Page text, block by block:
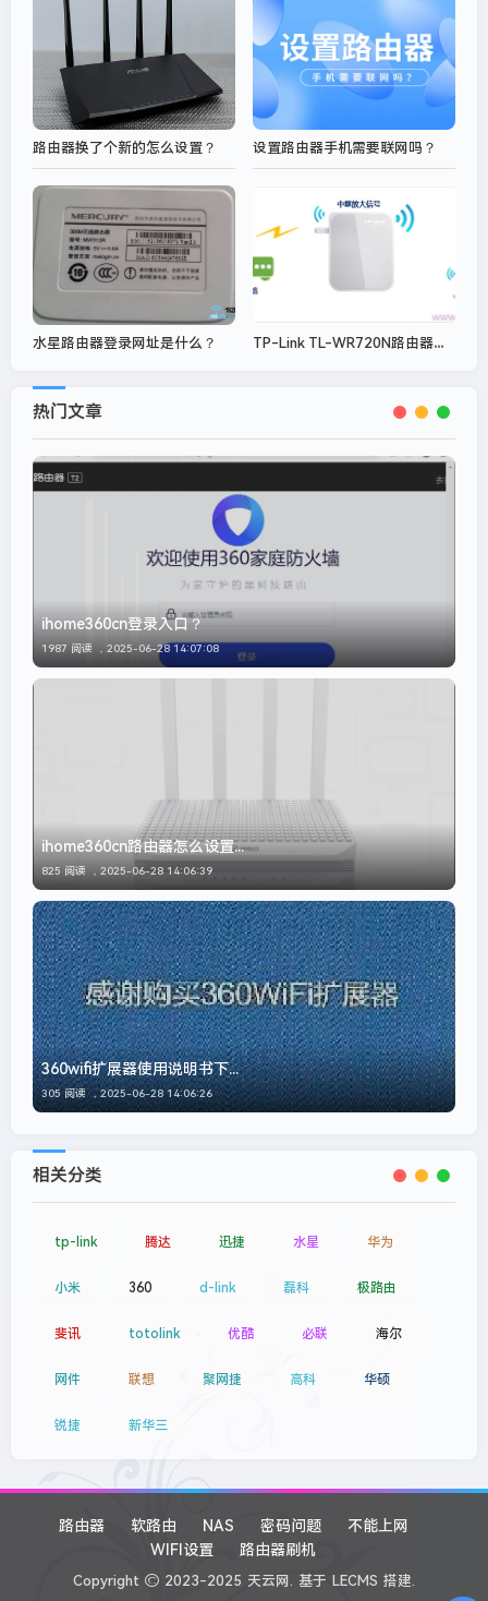
路由器换了个新的怎么设置？ 设置路由器手机需要联网吗？
水星路由器登录网址是什么？ TP-Link TL-WR720N路由器无线中继设置
热门文章
ihome360cn登录入口？
1987 阅读 ， 2025-06-28 14:07:08
ihome360cn路由器怎么设置...
825 阅读 ， 2025-06-28 14:06:39
360wifi扩展器使用说明书下...
305 阅读 ，2025-06-28 14:06:26
相关分类
tp-link 腾达 迅捷 水星 华为
小米 360 d-link 磊科 极路由
斐讯 totolink 优酷 必联 海尔
网件 联想 聚网捷 高科 华硕
锐捷 新华三
路由器 软路由 NAS 密码问题
不能上网
WIFI设置
路由器刷机
Copyright 2023-2025 天云网. 基于 LECMS 搭建.